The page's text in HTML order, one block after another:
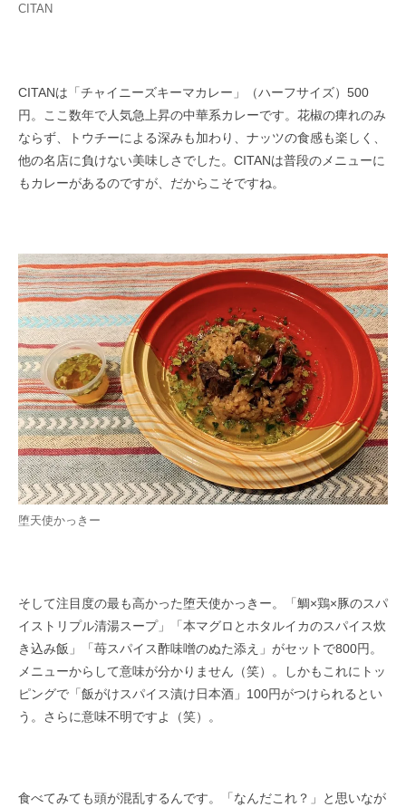
CITAN
CITANは「チャイニーズキーマカレー」（ハーフサイズ）500
円。ここ数年で人気急上昇の中華系カレーです。花椒の痺れのみ
なら​ず、トウチーによる深みも加わり、ナッツの食感も楽しく、
他の名店に負けない美味しさでした。CITANは普段のメニューに
もカレー​があるのですが、だからこそですね。​
堕天使かっきー
そして注目度の最も高かった堕天使かっきー。「鯛×鶏×豚のスパ
イストリプル清湯スープ」「本マグロとホタルイカのスパイス炊
き込み​飯」「苺スパイス酢味噌のぬた添え」がセットで800円。
メニューからして意味が分かりません（笑）。しかもこれにトッ
ピングで「飯がけスパイ​ス漬け日本酒」100円がつけられるとい
う。さらに意味不明ですよ（笑）。
食べてみても頭が混乱するんです。「なんだこれ？」と思い​なが